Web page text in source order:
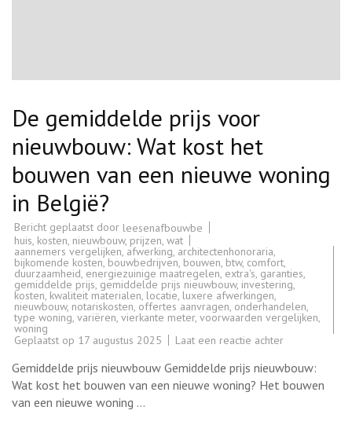
De gemiddelde prijs voor
nieuwbouw: Wat kost het
bouwen van een nieuwe woning
in België?
Bericht geplaatst door leesenafbouwbe
huis, kosten, nieuwbouw, prijzen, wat
aannemers vergelijken, afwerking, architectenhonoraria,
bijkomende kosten, bouwbedrijven, bouwen, btw, comfort,
duurzaamheid, energiezuinige maatregelen, extra's, garanties,
gemiddelde prijs, gemiddelde prijs nieuwbouw, investering,
kosten, kwaliteit materialen, locatie, luxere afwerkingen,
nieuwbouw, notariskosten, offertes aanvragen, onderhandelen,
type woning, variëren, vierkante meter, voorwaarden vergelijken,
woning
Geplaatst op 17 augustus 2025 Laat een reactie achterop
gemiddelde
prijs
voor
Gemiddelde prijs nieuwbouw Gemiddelde prijs nieuwbouw:
Wat kost het bouwen van een nieuwe woning? Het bouwen
van een nieuwe woning …